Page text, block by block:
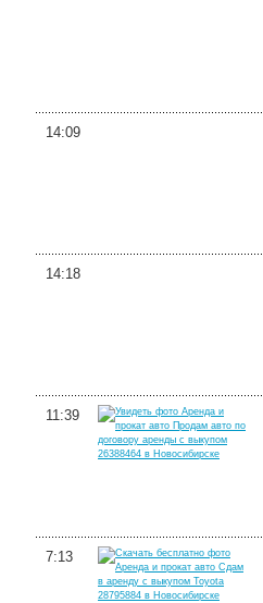
14:09
14:18
11:39
7:13